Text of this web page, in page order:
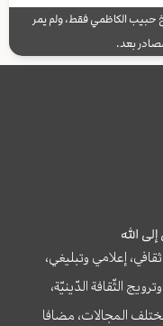
الكاظمي فقط، ولم يمر
بعد.
الله
إعلامي وتبليغي،
الثّقافة الدّينيّة،
المجالات، مضافا